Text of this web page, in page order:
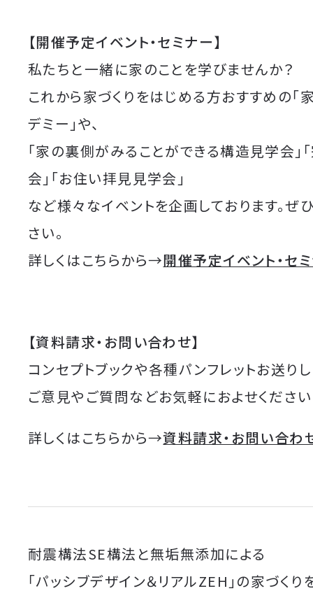
【開催予定イベント・セミナー】
私たちと一緒に家のことを学びませんか？
これから家づくりをはじめる方おすすめの「
デミー」や、
「家の裏側がみることができる構造見学会」
会」「お住い拝見見学会」
など様々なイベントを企画しております。ぜ
さい。
詳しくはこちらから→開催予定イベント・セ
【資料請求・お問い合わせ】
コンセプトブックや各種パンフレットお送りし
ご意見やご質問などお気軽におよせください
詳しくはこちらから→資料請求・お問い合わ
耐震構法SE構法と無垢無添加による
「パッシブデザイン＆リアルZEH」の家づく